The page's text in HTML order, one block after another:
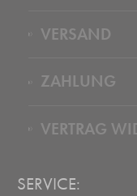
VERSAND
ZAHLUNG
VERTRAG
SERVICE: